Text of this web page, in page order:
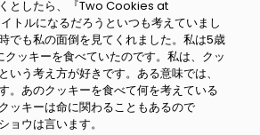
としたら、『Two Cookies at
トルになるだろうといつも考えていまし
でも私の面倒を見てくれました。私は5歳
ッキーを食べていたのです。私は、クッ
いう考え方が好きです。ある意味では、
。あのクッキーを食べて何を考えている
ッキーは命に関わることもあるので
ョウは言います。